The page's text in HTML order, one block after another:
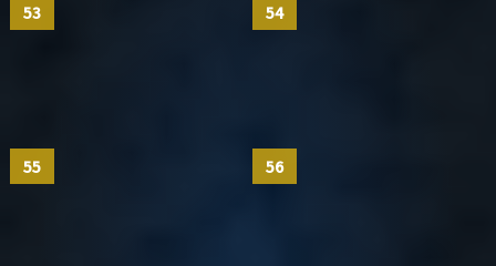
53 54
55 56